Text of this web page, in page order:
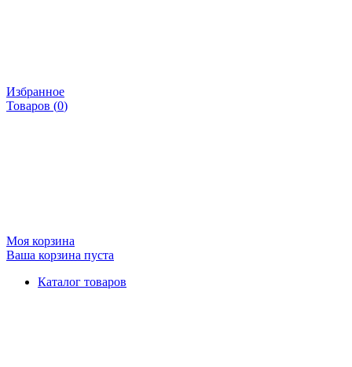
Избранное
Товаров (0)
Моя корзина
Ваша корзина пуста
Каталог товаров